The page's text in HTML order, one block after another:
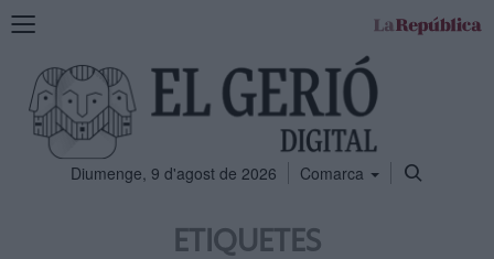
Mostra
navegació
Diumenge, 9 d'agost de 2026 Comarca
ETIQUETES